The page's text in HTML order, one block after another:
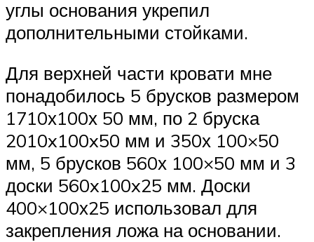
углы основания укрепил
дополнительными стойками.
Для верхней части кровати мне
понадобилось 5 брусков размером
1710х100х 50 мм, по 2 бруска
2010x100x50 мм и 350х 100×50
мм, 5 брусков 560х 100×50 мм и 3
доски 560x100x25 мм. Доски
400×100х25 использовал для
закрепления ложа на основании.